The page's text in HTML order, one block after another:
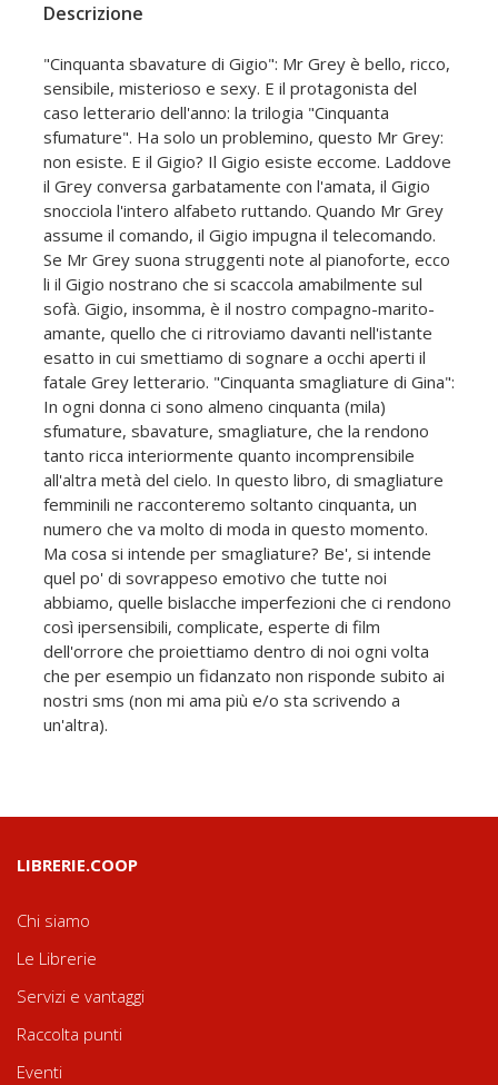
Descrizione
"Cinquanta sbavature di Gigio": Mr Grey è bello, ricco,
sensibile, misterioso e sexy. E il protagonista del
caso letterario dell'anno: la trilogia "Cinquanta
sfumature". Ha solo un problemino, questo Mr Grey:
non esiste. E il Gigio? Il Gigio esiste eccome. Laddove
il Grey conversa garbatamente con l'amata, il Gigio
snocciola l'intero alfabeto ruttando. Quando Mr Grey
assume il comando, il Gigio impugna il telecomando.
Se Mr Grey suona struggenti note al pianoforte, ecco
li il Gigio nostrano che si scaccola amabilmente sul
sofà. Gigio, insomma, è il nostro compagno-marito-
amante, quello che ci ritroviamo davanti nell'istante
esatto in cui smettiamo di sognare a occhi aperti il
fatale Grey letterario. "Cinquanta smagliature di Gina":
In ogni donna ci sono almeno cinquanta (mila)
sfumature, sbavature, smagliature, che la rendono
tanto ricca interiormente quanto incomprensibile
all'altra metà del cielo. In questo libro, di smagliature
femminili ne racconteremo soltanto cinquanta, un
numero che va molto di moda in questo momento.
Ma cosa si intende per smagliature? Be', si intende
quel po' di sovrappeso emotivo che tutte noi
abbiamo, quelle bislacche imperfezioni che ci rendono
così ipersensibili, complicate, esperte di film
dell'orrore che proiettiamo dentro di noi ogni volta
che per esempio un fidanzato non risponde subito ai
nostri sms (non mi ama più e/o sta scrivendo a
un'altra).
LIBRERIE.COOP
Chi siamo
Le Librerie
Servizi e vantaggi
Raccolta punti
Eventi